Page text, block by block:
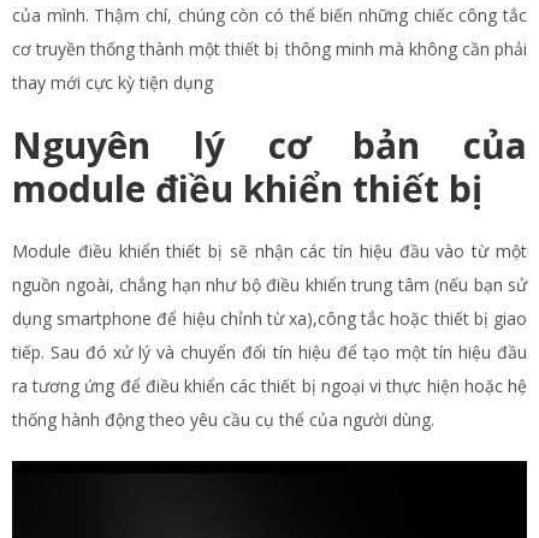
của mình. Thậm chí, chúng còn có thể biến những chiếc công tắc
cơ truyền thống thành một thiết bị thông minh mà không cần phải
thay mới cực kỳ tiện dụng
Nguyên lý cơ bản của
module điều khiển thiết bị
Module điều khiển thiết bị sẽ nhận các tín hiệu đầu vào từ một
nguồn ngoài, chẳng hạn như bộ điều khiển trung tâm (nếu bạn sử
dụng smartphone để hiệu chỉnh từ xa),công tắc hoặc thiết bị giao
tiếp. Sau đó xử lý và chuyển đổi tín hiệu để tạo một tín hiệu đầu
ra tương ứng để điều khiển các thiết bị ngoại vi thực hiện hoặc hệ
thống hành động theo yêu cầu cụ thể của người dùng.